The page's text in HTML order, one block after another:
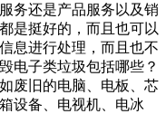
务还是产品服务以及销
是挺好的，而且也可以
息进行处理，而且也不
电子类垃圾包括哪些？
废旧的电脑、电板、芯
设备、电视机、电冰